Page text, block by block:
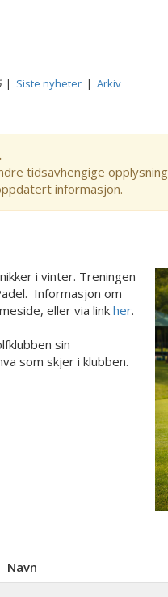
| Siste nyheter |Arkiv
tidsavhengige
informasjon.
i vinter. Treningen
Informasjon om
eller via linkher.
sin
som skjer i klubben.
Navn